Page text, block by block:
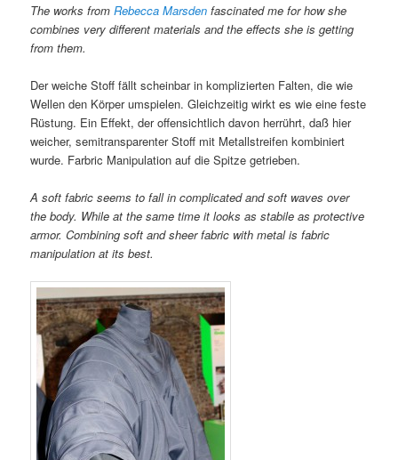
The works fromRebecca Marsden fascinated me for how she
combines very different materials and the effects she is getting
from them.
Der weiche Stoff fällt scheinbar in komplizierten Falten, die wie
Wellen den Körper umspielen. Gleichzeitig wirkt es wie eine feste
Rüstung. Ein Effekt, der offensichtlich davon herrührt, daß hier
weicher, semitransparenter Stoff mit Metallstreifen kombiniert
wurde. Farbric Manipulation auf die Spitze getrieben.
A soft fabric seems to fall in complicated and soft waves over
the body. While at the same time it looks as stabile as protective
armor. Combining soft and sheer fabric with metal is fabric
manipulation at its best.